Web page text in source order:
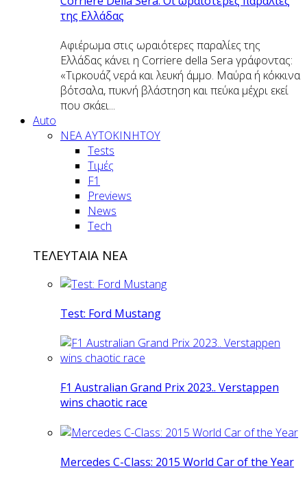
της Ελλάδας
Αφιέρωμα στις ωραιότερες παραλίες της
Ελλάδας κάνει η Corriere della Sera γράφοντας:
«Τιρκουάζ νερά και λευκή άμμο. Μαύρα ή κόκκινα
βότσαλα, πυκνή βλάστηση και πεύκα μέχρι εκεί
που σκάει...
Auto
NEA AYTOKINHTOY
Tests
Τιμές
F1
Previews
News
Tech
ΤΕΛΕΥΤΑΙΑ ΝΕΑ
Test: Ford Mustang
F1 Australian Grand Prix 2023.. Verstappen
wins chaotic race
Mercedes C-Class: 2015 World Car of the Year